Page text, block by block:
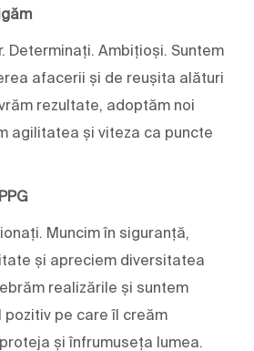
Determinați. Ambițioși. Suntem
afacerii și de reușita alături
rezultate, adoptăm noi
agilitatea și viteza ca puncte
Muncim în siguranță,
și apreciem diversitatea
realizările și suntem
pozitiv pe care îl creăm
și înfrumuseța lumea.